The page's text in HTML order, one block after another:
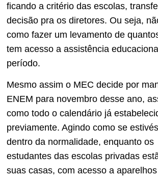
ficando a critério das escolas,
decisão pra os diretores. Ou seja,
como fazer um levamento de
tem acesso a assistência
período.
Mesmo assim o MEC decide por
ENEM para novembro desse ano,
como todo o calendário já
previamente. Agindo como se
dentro da normalidade, enquanto os
estudantes das escolas privadas
suas casas, com acesso a aparelhos